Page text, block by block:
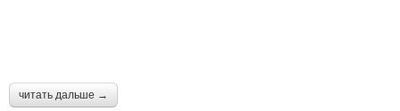
читать дальше →